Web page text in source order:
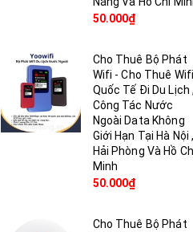
50.000₫
Cho Thuê Bộ Phát
Wifi - Cho Thuê Wifi
Quốc Tế Đi Du Lịch ,
Công Tác Nước
Ngoài Data Không
Giới Hạn Tại Hà Nội ,
Hải Phòng Và Hồ
Minh
50.000₫
Cho Thuê Bộ Phát